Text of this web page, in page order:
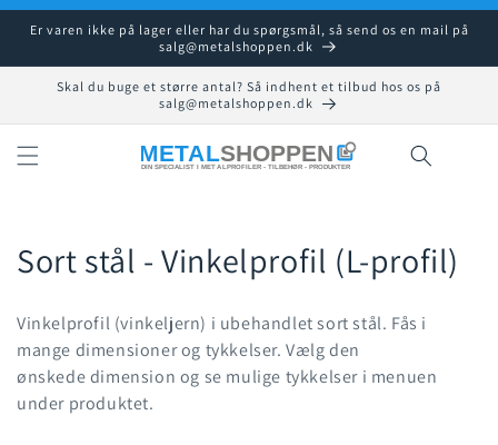
Gå til
indhold
Er varen ikke på lager eller har du spørgsmål, så send os en mail på
salg@metalshoppen.dk
Skal du buge et større antal? Så indhent et tilbud hos os på
salg@metalshoppen.dk
K
l
l
Sort stål - Vinkelprofil (L-profil)
Vinkelprofil (vinkeljern) i ubehandlet sort stål. Fås i
mange dimensionerog tykkelser. Vælg den
ønskededimension og se mulige tykkelser i menuen
under produktet.